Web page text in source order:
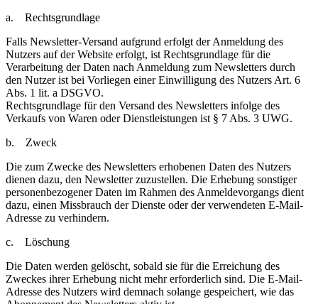
a. Rechtsgrundlage
Falls Newsletter-Versand aufgrund erfolgt der Anmeldung des
Nutzers auf der Website erfolgt, ist Rechtsgrundlage für die
Verarbeitung der Daten nach Anmeldung zum Newsletters durch
den Nutzer ist bei Vorliegen einer Einwilligung des Nutzers Art. 6
Abs. 1 lit. a DSGVO.
Rechtsgrundlage für den Versand des Newsletters infolge des
Verkaufs von Waren oder Dienstleistungen ist § 7 Abs. 3 UWG.
b. Zweck
Die zum Zwecke des Newsletters erhobenen Daten des Nutzers
dienen dazu, den Newsletter zuzustellen. Die Erhebung sonstiger
personenbezogener Daten im Rahmen des Anmeldevorgangs dient
dazu, einen Missbrauch der Dienste oder der verwendeten E-Mail-
Adresse zu verhindern.
c. Löschung
Die Daten werden gelöscht, sobald sie für die Erreichung des
Zweckes ihrer Erhebung nicht mehr erforderlich sind. Die E-Mail-
Adresse des Nutzers wird demnach solange gespeichert, wie das